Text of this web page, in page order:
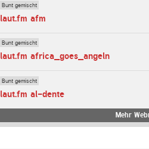
Bunt gemischt
laut.fm afm
Bunt gemischt
laut.fm africa_goes_angeln
Bunt gemischt
laut.fm al-dente
Mehr